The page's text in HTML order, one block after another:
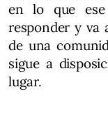
en lo que
responder y va
de una
sigue a
lugar.